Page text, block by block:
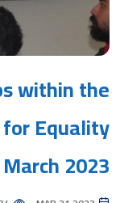
within the
Equality
2023